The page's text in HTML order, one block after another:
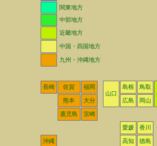
関東地方
中部地方
近畿地方
中国・四国地方
九州・沖縄地方
長崎 佐賀
福岡
山口
島根
鳥取
熊本
大分 広島 岡山
鹿児島 宮崎
愛媛 香川
沖縄 高知 徳島